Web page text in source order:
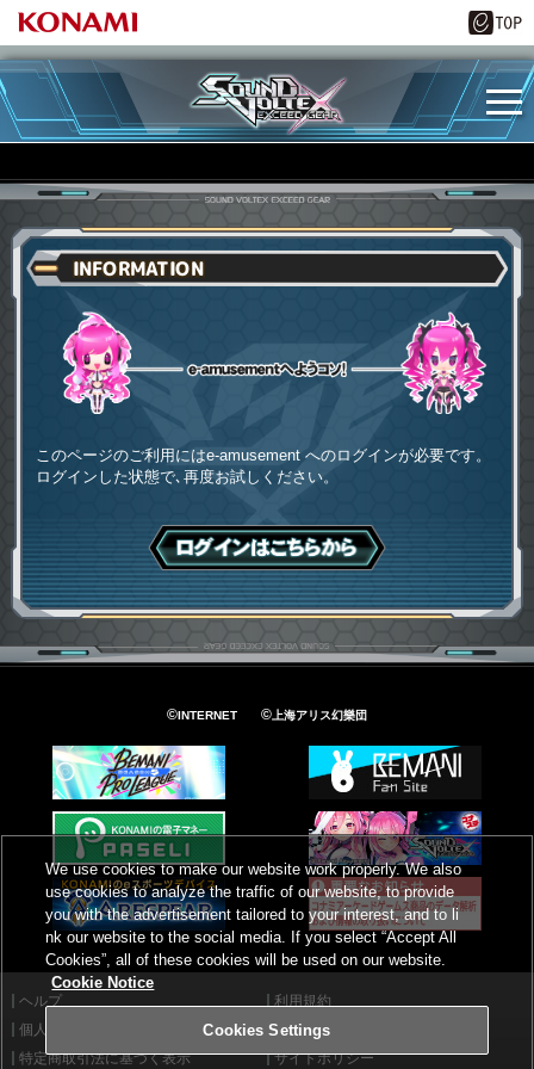
INFORMATION
このページのご利用にはe-amusement へのログインが必要です。
ログインした状態で､再度お試しください。
ログインはこちら
©INTERNET ©上海アリス幻樂団
ヘルプ
利用規約
個人情報等保護方針
外部送信について
特定商取引法に基づく表示
サイトポリシー
We use cookies to make our website work properly. We also
use cookies to analyze the traffic of our website, to provide
you with the advertisement tailored to your interest, and to li
nk our website to the social media. If you select “Accept All
Cookies”, all of these cookies will be used on our website.
Cookie Notice
Cookies Settings